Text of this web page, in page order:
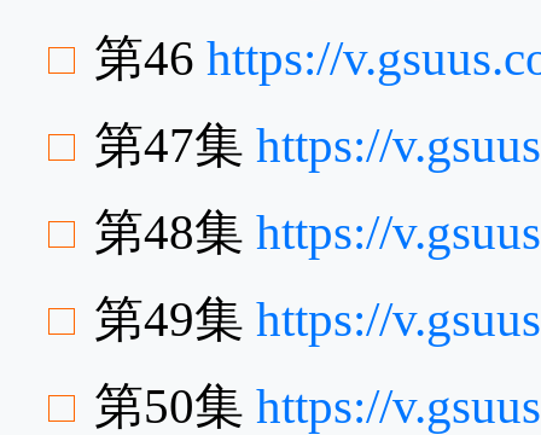
第46 https://
第47集 https://
第48集 https://
第49集 https://
第50集 https://